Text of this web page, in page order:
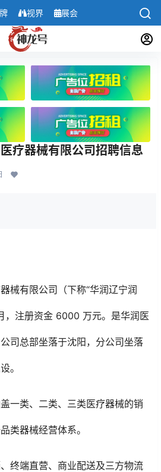
视界 展会
疗器械有限公司招聘信息
械有限公司（下称“华润辽宁润
，注册资金 6000 万元。是华润医
司总部坐落于沈阳，分公司坐落
。
一类、二类、三类医疗器械的销
类器械经营体系。
终端直营、商业配送及三方物流